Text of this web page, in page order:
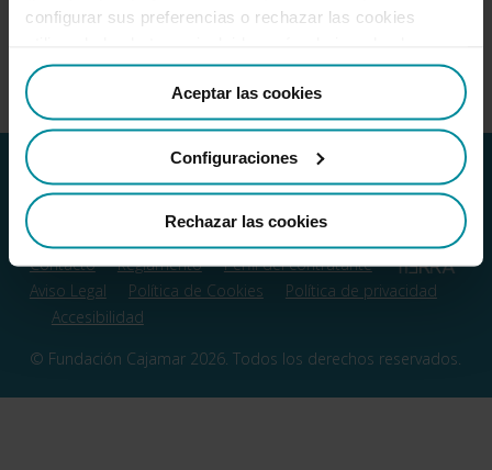
configurar sus preferencias o rechazar las cookies
“Detalles”. También puede obtener más información, así
como cambiar el consentimiento en cualquier momento
desde nuestraPolítica de Cookies.
Aceptar las cookies
Configuraciones
Rechazar las cookies
Contacto Reglamento
Perfil del contratante
Aviso Legal
Política de Cookies
Política de privacidad
Accesibilidad
© Fundación Cajamar 2026. Todos los derechos reservados.